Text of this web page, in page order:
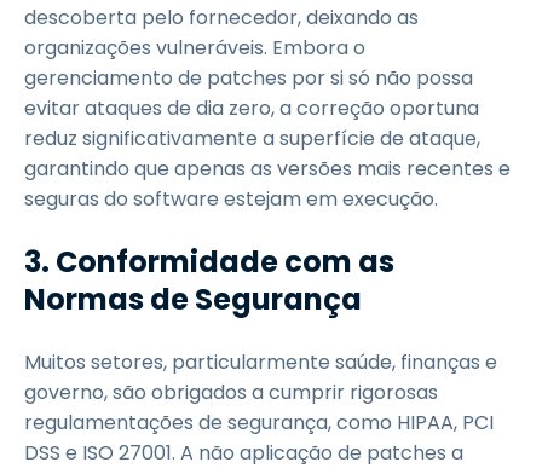
descoberta pelo fornecedor, deixando as
organizações vulneráveis. Embora o
gerenciamento de patches por si só não possa
evitar ataques de dia zero, a correção oportuna
reduz significativamente a superfície de ataque,
garantindo que apenas as versões mais recentes e
seguras do software estejam em execução.
3. Conformidade com as
Normas de Segurança
Muitos setores, particularmente saúde, finanças e
governo, são obrigados a cumprir rigorosas
regulamentações de segurança, como HIPAA, PCI
DSS e ISO 27001. A não aplicação de patches a